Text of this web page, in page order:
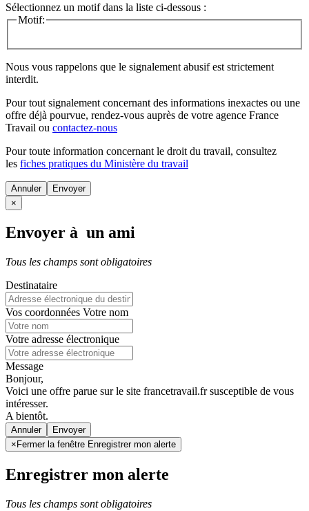
Sélectionnez un motif dans la liste ci-dessous :
Motif:
Nous vous rappelons que le signalement abusif est strictement
interdit.
Pour tout signalement concernant des informations inexactes ou une
offre déjà pourvue, rendez-vous auprès de votre agence France
Travail ou contactez-nous
Pour toute information concernant le droit du travail, consultez
les fiches pratiques du Ministère du travail
Annuler
×
Envoyer à un ami
Tous les champs sont obligatoires
Destinataire
Vos coordonnées Votre nom
Votre adresse électronique
Message
Bonjour,
Voici une offre parue sur le site francetravail.fr susceptible de vous
intéresser.
A bientôt.
Annuler
× Fermer la fenêtre Enregistrer mon alerte
Enregistrer mon alerte
Tous les champs sont obligatoires